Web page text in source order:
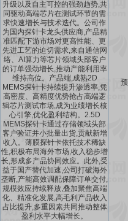
升级以及自主可控的强劲趋势,共
同驱动高端芯片在测试环节的需
求快速增长与技术迭代。公司作
为国内探针卡龙头供应商,产品精
准匹配下游市场对更高性能、更
先进工艺的迫切需求,来自通信网
络、AI算力等芯片领域头部客户
的订单强劲增长,推动产能利用率
维持高位。产品端,成熟2D
MEMS探针卡持续提升渗透率,凭
高密度、高精度优势抢占高端逻
辑芯片测试市场,成为业绩增长核
心引擎,优化盈利结构。2.5D
MEMS探针卡通过存储领域头部
客户验证并小批量出货,贡献新增
收入。薄膜探针卡依托技术稀缺
性,积极布局海外市场,收入稳步增
长,形成多产品协同效应。此外,受
益于国产替代加速,公司打破海外
垄断,产能高效调配保障订单交付,
规模效应持续释放,叠加聚焦高端
化、精准化发展,高毛利产品收入
占比提升,多重因素共同推动整体
盈利水平大幅增长。